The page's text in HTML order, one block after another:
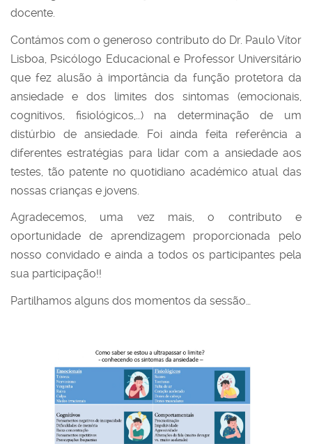
docente.
Contámos com o generoso contributo do Dr. Paulo Vítor
Lisboa, Psicólogo Educacional e Professor Universitário
que fez alusão à importância da função protetora da
ansiedade e dos limites dos sintomas (emocionais,
cognitivos, fisiológicos,…) na determinação de um
distúrbio de ansiedade. Foi ainda feita referência a
diferentes estratégias para lidar com a ansiedade aos
testes, tão patente no quotidiano académico atual das
nossas crianças e jovens.
Agradecemos, uma vez mais, o contributo e
oportunidade de aprendizagem proporcionada pelo
nosso convidado e ainda a todos os participantes pela
sua participação!!
Partilhamos alguns dos momentos da sessão…